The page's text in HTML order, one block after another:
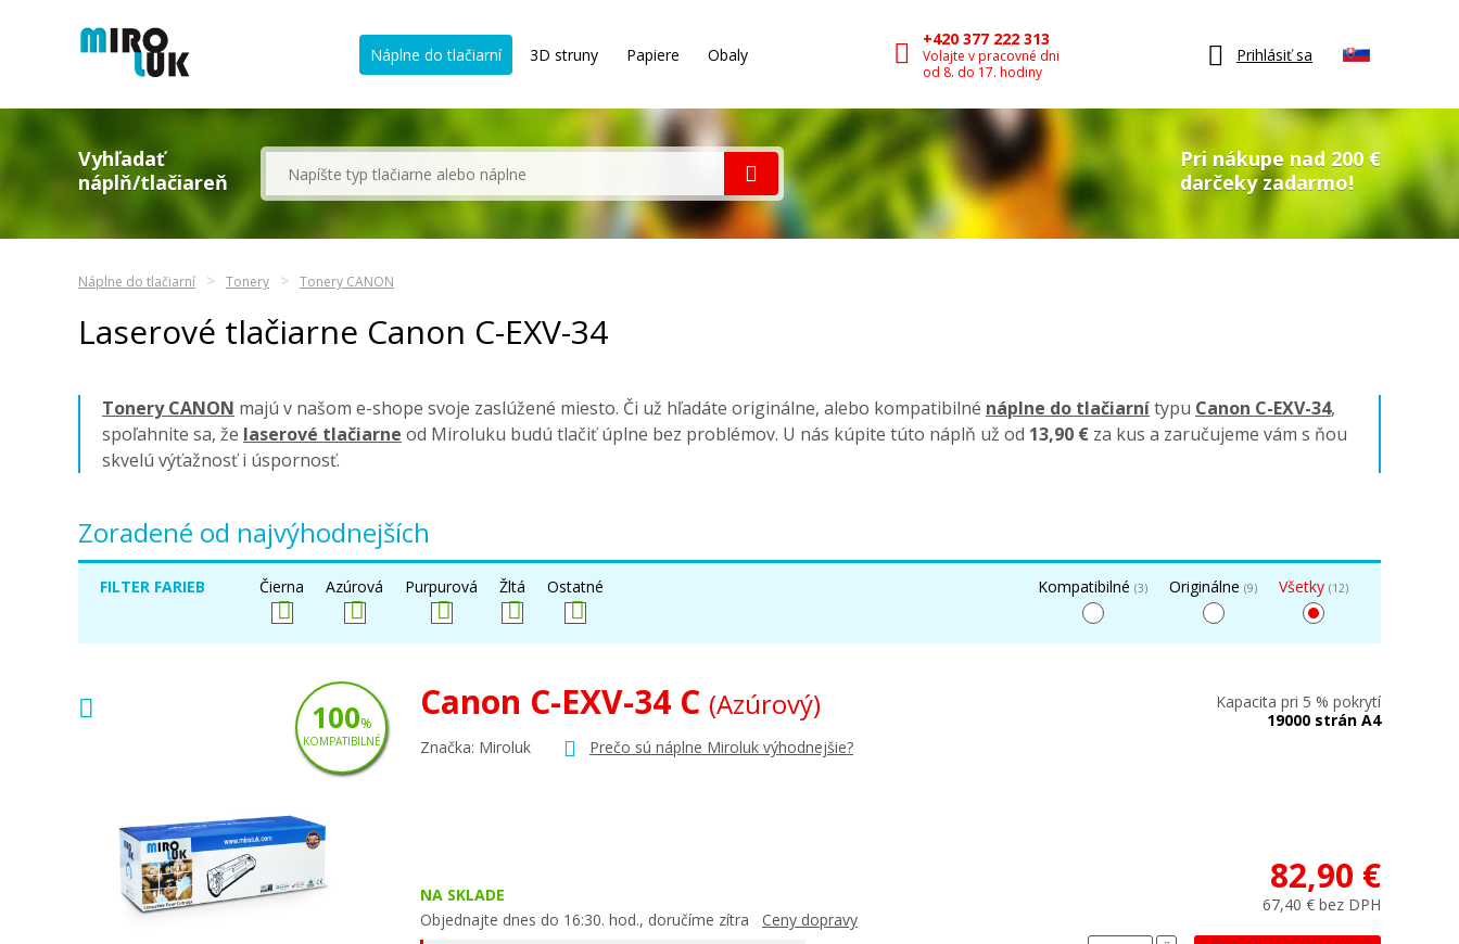
Náplne do tlačiarní 3D struny Papiere Obaly
+420 377 222 313
Volajte v pracovné dni
od 8. do 17. hodiny
Prihlásiť sa
Vyhľadať
náplň/tlačiareň
Pri nákupe nad 200 €
darčeky zadarmo!
Náplne do tlačiarní Tonery Tonery CANON
Laserové tlačiarne Canon C-EXV-34
Tonery CANON majú v našom e-shope svoje zaslúžené miesto. Či už hľadáte originálne, alebo kompatibilné náplne do tlačiarnítypu Canon C-EXV-34,
spoľahnite sa, že laserové tlačiarne od Miroluku budú tlačiť úplne bez problémov. U nás kúpite túto náplň už od 13,90 € za kus a zaručujeme vám s ňou
skvelú výťažnosť i úspornosť.
Zoradené od najvýhodnejších
FILTER FARIEB Čierna Azúrová Purpurová Žltá Ostatné Kompatibilné (3) Originálne (9) Všetky (12)
Canon C-EXV-34 C (Azúrový)
Značka: Miroluk Prečo sú náplne Miroluk výhodnejšie?
NA SKLADE
Objednajte dnes do 16:30. hod., doručíme zítra Ceny dopravy
Kapacita pri 5 % pokrytí
19000 strán A4
82,90 €
67,40 € bez DPH
100%
KOMPATIBILNÉ